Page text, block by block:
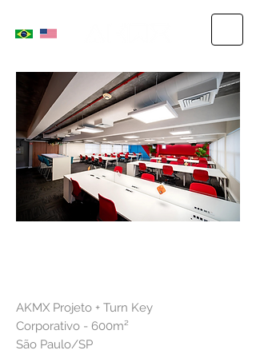
AKMX Projeto + Turn Key
Corporativo - 600m²
São Paulo/SP